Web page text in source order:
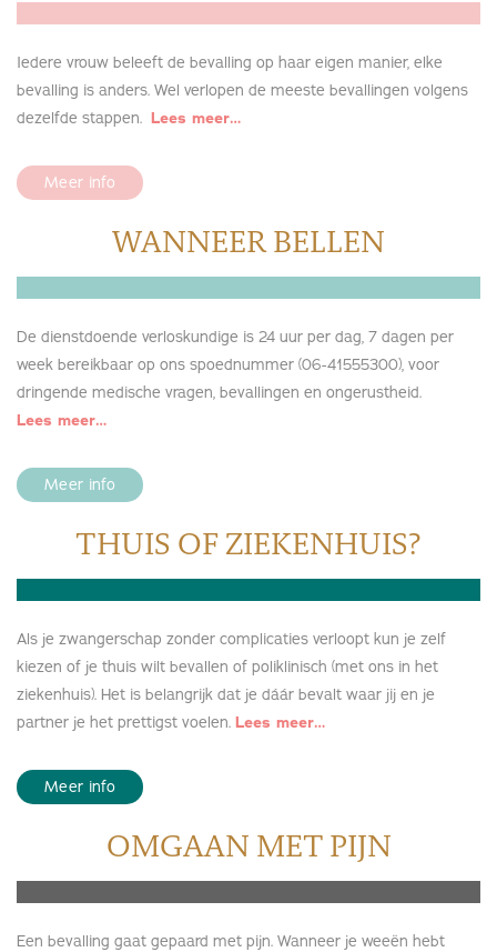
Iedere vrouw beleeft de bevalling op haar eigen manier, elke
bevalling is anders. Wel verlopen de meeste bevallingen volgens
dezelfde stappen. Lees meer…
Meer info
WANNEER BELLEN
De dienstdoende verloskundige is 24 uur per dag, 7 dagen per
week bereikbaar op ons spoednummer (06-41555300), voor
dringende medische vragen, bevallingen en ongerustheid.
Lees meer…
Meer info
THUIS OF ZIEKENHUIS?
Als je zwangerschap zonder complicaties verloopt kun je zelf
kiezen of je thuis wilt bevallen of poliklinisch (met ons in het
ziekenhuis). Het is belangrijk dat je dáár bevalt waar jij en je
partner je het prettigst voelen. Lees meer…
Meer info
OMGAAN MET PIJN
Een bevalling gaat gepaard met pijn. Wanneer je weeën hebt